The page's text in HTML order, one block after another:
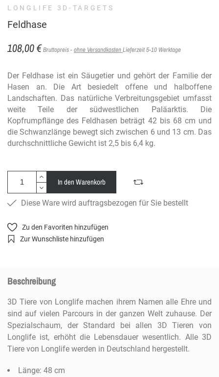
LONGLIFE 3D-TARGETS
Feldhase
108,00 €Bruttopreis ohne VersandkostenLieferzeit 5-10 Werktage
Der Feldhase ist ein Säugetier und gehört der Familie der
Hasen an. Die Art besiedelt offene und halboffene
Landschaften. Das natürliche Verbreitungsgebiet umfasst
weite Teile der südwestlichen Paläarktis. Die
Kopfrumpflänge des Feldhasen beträgt 42 bis 68 cm und
die Schwanzlänge bewegt sich zwischen 6 und 13 cm. Das
durchschnittliche Gewicht ist 2,5 bis 6,4 kg.
In den Warenkorb
Diese Ware wird auftragsbezogen für Sie bestellt
Zu den Favoriten hinzufügen
Zur Wunschliste hinzufügen
Beschreibung
3D Tiere von Longlife machen ihrem Namen alle Ehre und
sind auf vielen Parcours in der ganzen Welt zuhause. Der
Spezialschaum, der Standard bei allen 3D Tieren von
Longlife ist, erhöht die Lebensdauer wesentlich. Alle 3D
Tiere von Longlife werden in Deutschland hergestellt.
Länge: 48 cm